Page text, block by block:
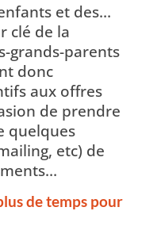
et des…
clé de la
grands-parents
donc
aux offres
de prendre
quelques
etc) de
de temps pour